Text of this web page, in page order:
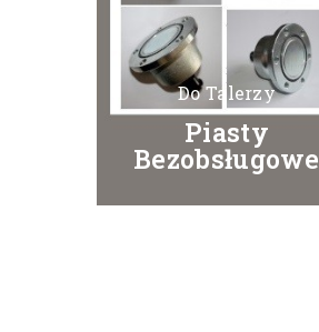
Do Talerzy
Piasty
Bezobsługowe